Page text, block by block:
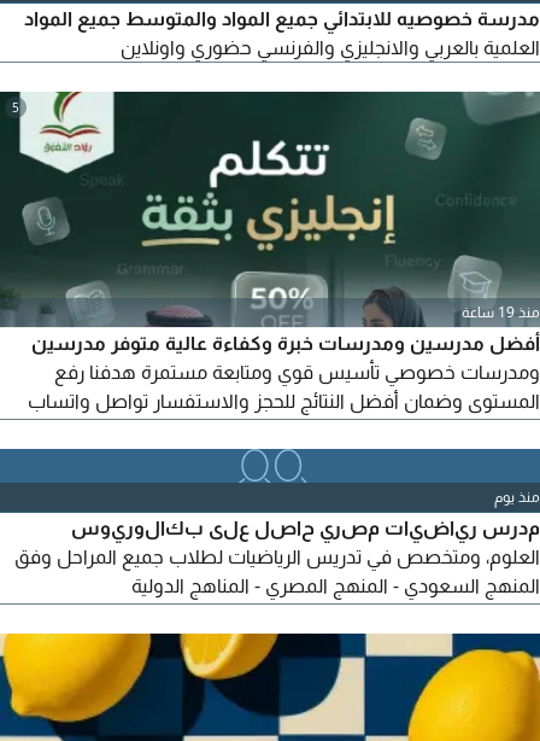
مدرسة خصوصيه للابتدائي جميع المواد والمتوسط جميع المواد
العلمية بالعربي والانجليزي والفرنسي حضوري واونلاين
5
منذ 19 ساعة
أفضل مدرسين ومدرسات خبرة وكفاءة عالية متوفر مدرسين
ومدرسات خصوصي تأسيس قوي ومتابعة مستمرة هدفنا رفع
المستوى وضمان أفضل النتائج للحجز والاستفسار تواصل واتساب
تعلم كورسات انجليزي في جميع مناطق المملكة حضوري واونلاين بادر
للحجز والاستفسار تواصل الآن واتساب خصم خاص لفترة محدودة
اتصال حالا من جميع مناطق المملكة
منذ يوم
مدرس رياضيات مصري حاصل على بكالوريوس
العلوم، ومتخصص في تدريس الرياضيات لطلاب جميع المراحل وفق
المنهج السعودي - المنهج المصري - المناهج الدولية
مهارات التفكير وحل المسائل، مع متابعة المستوى الأكاديمي للطالب.
التواجد في القصيم عنيزة - بريدة - البكيرية. للاستفسار والتواصل، يرجى
ارسال رسالة